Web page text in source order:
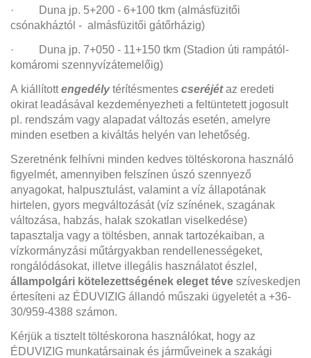
· Duna jp. 5+200 - 6+100 tkm (almásfüzitői
csónakháztól - almásfüzitői gátőrházig)
· Duna jp. 7+050 - 11+150 tkm (Stadion úti rampától-
komáromi szennyvízátemelőig)
A kiállítottengedélytérítésmentes cseréjétaz eredeti
okirat leadásával kezdeményezheti a feltüntetett jogosult
pl. rendszám vagy alapadat változás esetén, amelyre
minden esetben a kiváltás helyén van lehetőség.
Szeretnénk felhívni minden kedves töltéskorona használó
figyelmét, amennyiben felszínen úszó szennyező
anyagokat, halpusztulást, valamint a víz állapotának
hirtelen, gyors megváltozását (víz színének, szagának
változása, habzás, halak szokatlan viselkedése)
tapasztalja vagy a töltésben, annak tartozékaiban, a
vízkormányzási műtárgyakban rendellenességeket,
rongálódásokat, illetve illegális használatot észlel,
állampolgári kötelezettségének eleget téve szíveskedjen
értesíteni az ÉDUVIZIG állandó műszaki ügyeletét a +36-
30/959-4388 számon.
Kérjük a tisztelt töltéskorona használókat, hogy az
ÉDUVIZIG munkatársainak és járműveinek a szakági